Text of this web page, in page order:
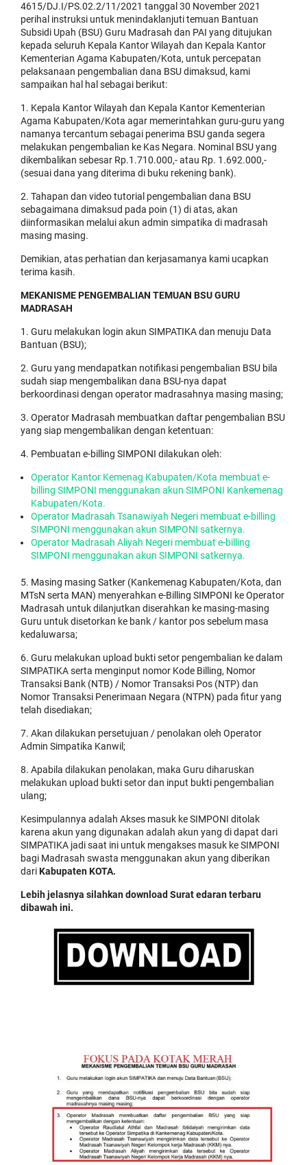
4615/DJ.I/PS.02.2/11/2021 tanggal 30 November 2021
perihal instruksi untuk menindaklanjuti temuan Bantuan
Subsidi Upah (BSU) Guru Madrasah dan PAI yang ditujukan
kepada seluruh Kepala Kantor Wilayah dan Kepala Kantor
Kementerian Agama Kabupaten/Kota, untuk percepatan
pelaksanaan pengembalian dana BSU dimaksud, kami
sampaikan hal hal sebagai berikut:
1. Kepala Kantor Wilayah dan Kepala Kantor Kementerian
Agama Kabupaten/Kota agar memerintahkan guru-guru yang
namanya tercantum sebagai penerima BSU ganda segera
melakukan pengembalian ke Kas Negara. Nominal BSU yang
dikembalikan sebesar Rp.1.710.000,- atau Rp. 1.692.000,-
(sesuai dana yang diterima di buku rekening bank).
2. Tahapan dan video tutorial pengembalian dana BSU
sebagaimana dimaksud pada poin (1) di atas, akan
diinformasikan melalui akun admin simpatika di madrasah
masing masing.
Demikian, atas perhatian dan kerjasamanya kami ucapkan
terima kasih.
MEKANISME PENGEMBALIAN TEMUAN BSU GURU
MADRASAH
1. Guru melakukan login akun SIMPATIKA dan menuju Data
Bantuan (BSU);
2. Guru yang mendapatkan notifikasi pengembalian BSU bila
sudah siap mengembalikan dana BSU-nya dapat
berkoordinasi dengan operator madrasahnya masing masing;
3. Operator Madrasah membuatkan daftar pengembalian BSU
yang siap mengembalikan dengan ketentuan:
4. Pembuatan e-billing SIMPONI dilakukan oleh:
Operator Kantor Kemenag Kabupaten/Kota membuat e-
billing SIMPONI menggunakan akun SIMPONI Kankemenag
Kabupaten/Kota.
Operator Madrasah Tsanawiyah Negeri membuat e-billing
SIMPONI menggunakan akun SIMPONI satkernya.
Operator Madrasah Aliyah Negeri membuat e-billing
SIMPONI menggunakan akun SIMPONI satkernya.
5. Masing masing Satker (Kankemenag Kabupaten/Kota, dan
MTsN serta MAN) menyerahkan e-Billing SIMPONI ke Operator
Madrasah untuk dilanjutkan diserahkan ke masing-masing
Guru untuk disetorkan ke bank / kantor pos sebelum masa
kedaluwarsa;
6. Guru melakukan upload bukti setor pengembalian ke dalam
SIMPATIKA serta menginput nomor Kode Billing, Nomor
Transaksi Bank (NTB) / Nomor Transaksi Pos (NTP) dan
Nomor Transaksi Penerimaan Negara (NTPN) pada fitur yang
telah disediakan;
7. Akan dilakukan persetujuan / penolakan oleh Operator
Admin Simpatika Kanwil;
8. Apabila dilakukan penolakan, maka Guru diharuskan
melakukan upload bukti setor dan input bukti pengembalian
ulang;
Kesimpulannya adalah Akses masuk ke SIMPONI ditolak
karena akun yang digunakan adalah akun yang di dapat dari
SIMPATIKA jadi saat ini untuk mengakses masuk ke SIMPONI
bagi Madrasah swasta menggunakan akun yang diberikan
dariKabupaten KOTA.
Lebih jelasnya silahkan download Surat edaran terbaru
dibawah ini.